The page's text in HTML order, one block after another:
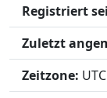
Registriert
Zuletzt
Zeitzone: